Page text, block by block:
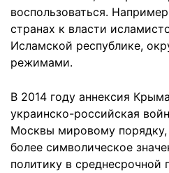
воспользоваться.
странах к власти
Исламской республике,
режимами.
В 2014 году аннексия
украинско-российская
Москвы мировому порядку,
более символическое
политику в среднесрочной